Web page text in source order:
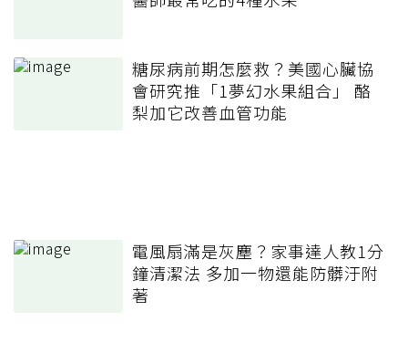
糖尿病前期怎麼救？美國心臟協
會研究推「1夢幻水果組合」 酪
梨加它改善血管功能
電風扇滿是灰塵？家事達人教1分
鐘清潔法 多加一物還能防髒汙附
著